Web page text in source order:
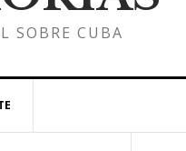
SOBRE CUBA